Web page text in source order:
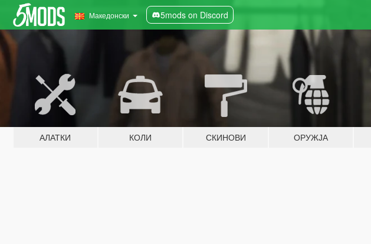
Македонски 5mods on Discord
АЛАТКИ КОЛИ СКИНОВИ ОРУЖЈА